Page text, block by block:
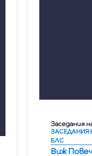
Заседания
ЗАСЕДАНИЯ
БЛС
Виж